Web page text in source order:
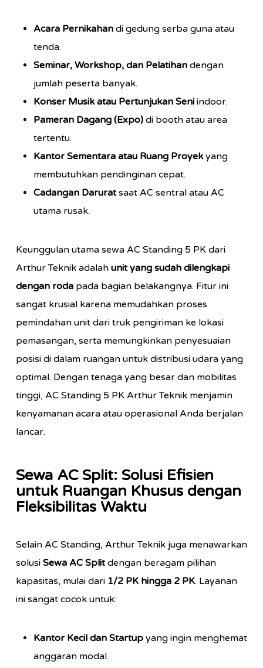
Acara Pernikahandi gedung serba guna atau
tenda.
Seminar, Workshop, dan Pelatihandengan
jumlah peserta banyak.
Konser Musik atau Pertunjukan Seniindoor.
Pameran Dagang (Expo)di booth atau area
tertentu.
Kantor Sementara atau Ruang Proyekyang
membutuhkan pendinginan cepat.
Cadangan Daruratsaat AC sentral atau AC
utama rusak.
Keunggulan utama sewa AC Standing 5 PK dari
Arthur Teknik adalah unit yang sudah dilengkapi
dengan rodapada bagian belakangnya. Fitur ini
sangat krusial karena memudahkan proses
pemindahan unit dari truk pengiriman ke lokasi
pemasangan, serta memungkinkan penyesuaian
posisi di dalam ruangan untuk distribusi udara yang
optimal. Dengan tenaga yang besar dan mobilitas
tinggi, AC Standing 5 PK Arthur Teknik menjamin
kenyamanan acara atau operasional Anda berjalan
lancar.
Sewa AC Split: Solusi Efisien
untuk Ruangan Khusus dengan
Fleksibilitas Waktu
Selain AC Standing, Arthur Teknik juga menawarkan
solusi Sewa AC Splitdengan beragam pilihan
kapasitas, mulai dari 1/2 PK hingga 2 PK. Layanan
ini sangat cocok untuk:
Kantor Kecil dan Startupyang ingin menghemat
anggaran modal.